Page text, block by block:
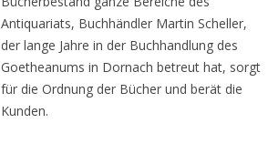
Antiquariats, Buchhändler Martin Scheller,
der lange Jahre in der Buchhandlung des
Goetheanums in Dornach betreut hat, sorgt
für die Ordnung der Bücher und berät die
Kunden.